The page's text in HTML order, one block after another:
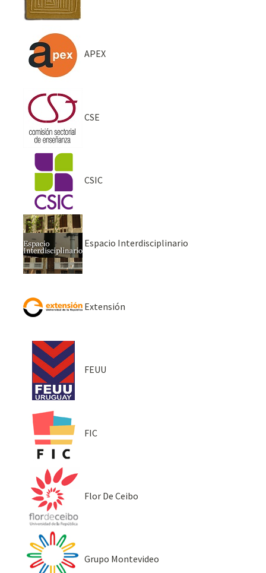
APEX
CSE
CSIC
Espacio Interdisciplinario
Extensión
FEUU
FIC
Flor De Ceibo
Grupo Montevideo